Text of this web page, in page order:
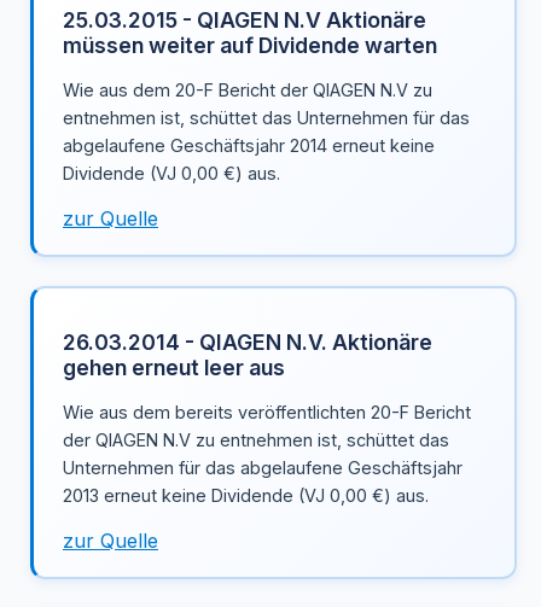
25.03.2015 - QIAGEN N.V Aktionäre
müssen weiter auf Dividende warten
Wie aus dem 20-F Bericht der QIAGEN N.V zu
entnehmen ist, schüttet das Unternehmen für das
abgelaufene Geschäftsjahr 2014 erneut keine
Dividende (VJ 0,00 €) aus.
zur Quelle
26.03.2014 - QIAGEN N.V. Aktionäre
gehen erneut leer aus
Wie aus dem bereits veröffentlichten 20-F Bericht
der QIAGEN N.V zu entnehmen ist, schüttet das
Unternehmen für das abgelaufene Geschäftsjahr
2013 erneut keine Dividende (VJ 0,00 €) aus.
zur Quelle